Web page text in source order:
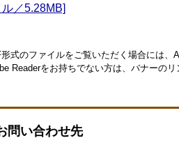
／5.28MB]
形式のファイルをご覧いただく場合には、
Readerをお持ちでない方は、バナーの
問い合わせ先